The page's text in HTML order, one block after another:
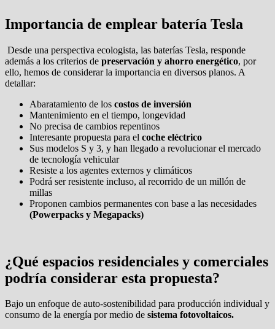
Importancia de emplear batería Tesla
Desde una perspectiva ecologista, las baterías Tesla, responde
además a los criterios de preservación y ahorro energético, por
ello, hemos de considerar la importancia en diversos planos. A
detallar:
Abaratamiento de los costos de inversión
Mantenimiento en el tiempo, longevidad
No precisa de cambios repentinos
Interesante propuesta para el coche eléctrico
Sus modelos S y 3, y han llegado a revolucionar el mercado
de tecnología vehicular
Resiste a los agentes externos y climáticos
Podrá ser resistente incluso, al recorrido de un millón de
millas
Proponen cambios permanentes con base a las necesidades
(Powerpacks y Megapacks)
¿Qué espacios residenciales y comerciales
podría considerar esta propuesta?
Bajo un enfoque de auto-sostenibilidad para producción individual y
consumo de la energía por medio de sistema fotovoltaicos.